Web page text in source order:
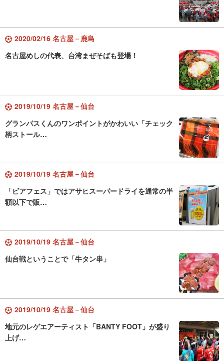
2020/02/16 名古屋－鹿島
名古屋めしの代表、台湾まぜそばも登場！
2019/10/19 名古屋－仙台
グランパスくんのワンポイントがかわいい「チェック
柄ストール…
2019/10/19 名古屋－仙台
「ビアフェス」ではアサヒスーパードライを通常の半
額以下で販…
2019/10/19 名古屋－仙台
仙台戦ということで「牛タン串」
2019/10/19 名古屋－仙台
地元のレゲエアーティスト「BANTY FOOT」が盛り
上げ…